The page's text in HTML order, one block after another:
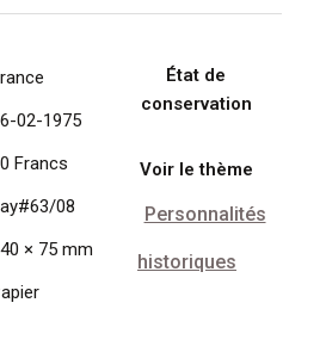
02-1975
Francs
08
× 75 mm
État de
conservation
Voir le thème
Personnalités
historiques